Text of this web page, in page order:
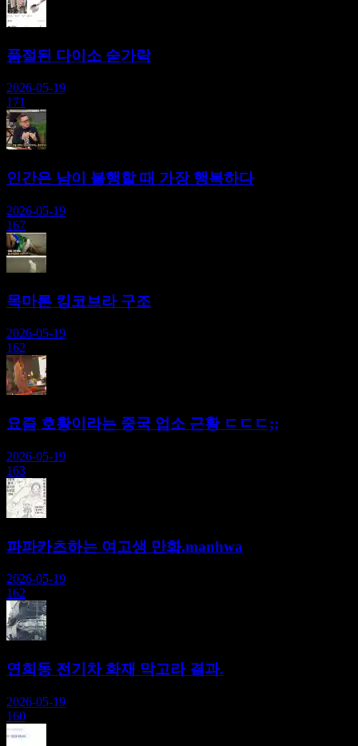
품절된 다이소 숟가락
2026-05-19
171
인간은 남이 불행할 때 가장 행복하다
2026-05-19
167
목마른 킹코브라 구조
2026-05-19
162
요즘 호황이라는 중국 업소 근황 ㄷㄷㄷ;;
2026-05-19
163
파파카츠하는 여고생 만화.manhwa
2026-05-19
162
연희동 전기차 화재 막고라 결과.
2026-05-19
160